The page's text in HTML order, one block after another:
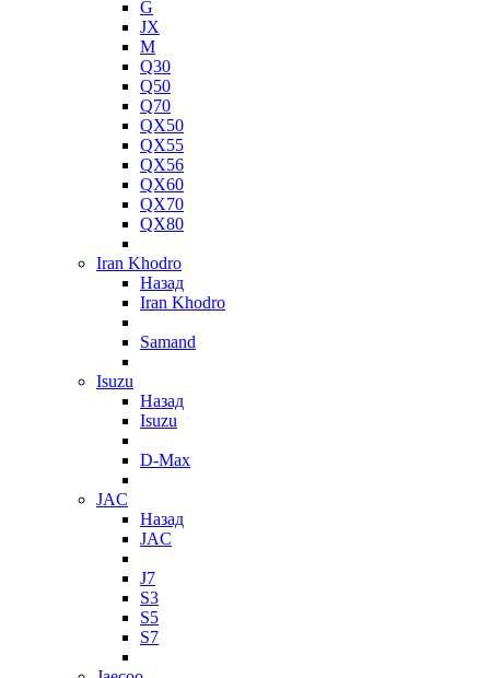
G
JX
M
Q30
Q50
Q70
QX50
QX55
QX56
QX60
QX70
QX80
Iran Khodro
Назад
Iran Khodro
Samand
Isuzu
Назад
Isuzu
D-Max
JAC
Назад
JAC
J7
S3
S5
S7